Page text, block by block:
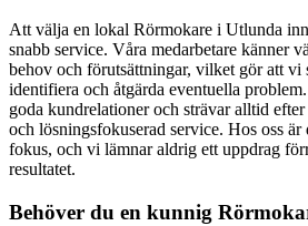
Att välja en lokal Rörmokare i Utlunda
snabb service. Våra medarbetare känner
behov och förutsättningar, vilket gör att vi
identifiera och åtgärda eventuella
goda kundrelationer och strävar alltid
och lösningsfokuserad service. Hos oss
fokus, och vi lämnar aldrig ett uppdrag
resultatet.
Behöver du en kunnig